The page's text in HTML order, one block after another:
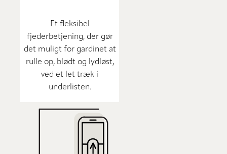
Et fleksibel
fjederbetjening, der gør
det muligt for gardinet at
rulle op, blødt og lydløst,
ved et let træk i
underlisten.